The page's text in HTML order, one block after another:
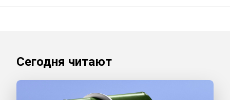
Сегодня читают